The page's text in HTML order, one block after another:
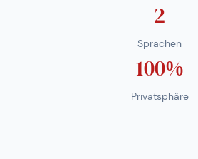
2
Sprachen
100%
Privatsphäre